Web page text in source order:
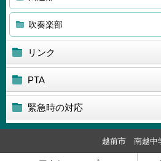
吹奏楽部
リンク
PTA
緊急時の対応
越前市 南越中